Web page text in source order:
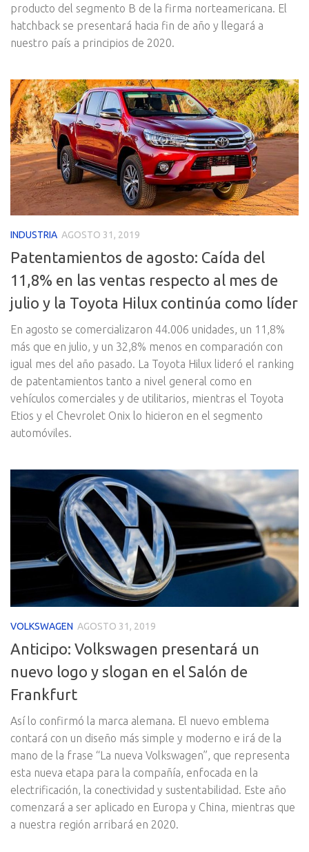
producto del segmento B de la firma norteamericana. El
hatchback se presentará hacia fin de año y llegará a
nuestro país a principios de 2020.
INDUSTRIA AGOSTO 31, 2019
Patentamientos de agosto: Caída del
11,8% en las ventas respecto al mes de
julio y la Toyota Hilux continúa como líder
En agosto se comercializaron 44.006 unidades, un 11,8%
más que en julio, y un 32,8% menos en comparación con
igual mes del año pasado. La Toyota Hilux lideró el ranking
de patentamientos tanto a nivel general como en
vehículos comerciales y de utilitarios, mientras el Toyota
Etios y el Chevrolet Onix lo hicieron en el segmento
automóviles.
VOLKSWAGEN AGOSTO 31, 2019
Anticipo: Volkswagen presentará un
nuevo logo y slogan en el Salón de
Frankfurt
Así lo confirmó la marca alemana. El nuevo emblema
contará con un diseño más simple y moderno e irá de la
mano de la frase “La nueva Volkswagen”, que representa
esta nueva etapa para la compañía, enfocada en la
electrificación, la conectividad y sustentabilidad. Este año
comenzará a ser aplicado en Europa y China, mientras que
a nuestra región arribará en 2020.